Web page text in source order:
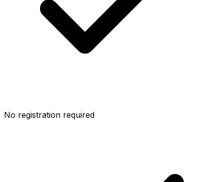
No registration required